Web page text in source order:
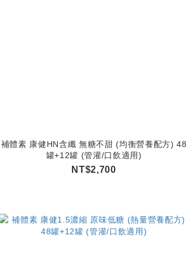
補體素 康健HN含纖 無糖不甜 (均衡營養配方) 48
罐+12罐 (管灌/口飲適用)
NT$2,700